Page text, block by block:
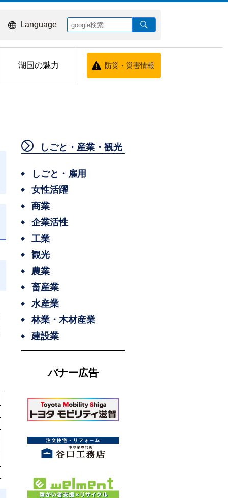
Language
湖国の魅力 防災・災害情報
しごと・産業・観光
しごと・雇用
女性活躍
商業
企業活性
工業
観光
農業
畜産業
水産業
林業・木材産業
建設業
バナー広告